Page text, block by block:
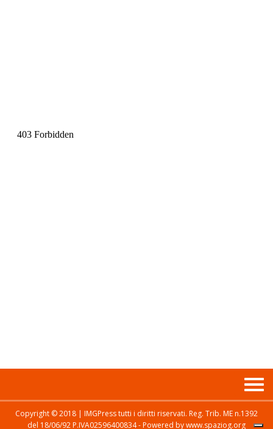
Copyright © 2018 | IMGPress tutti i diritti riservati. Reg. Trib. ME n.1392
del 18/06/92 P.IVA02596400834 - Powered by www.spaziog.org